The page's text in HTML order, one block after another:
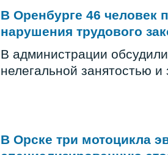
В Оренбурге 46 человек
нарушения трудового
В администрации
нелегальной занятостью
В Орске три мотоцикла